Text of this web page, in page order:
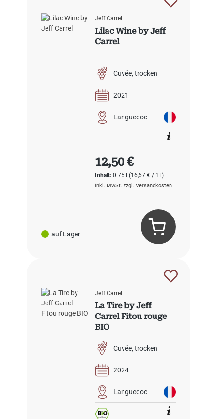
auf Lager
Jeff Carrel
Lilac Wine by Jeff
Carrel
Cuvée trocken
2021
Languedoc
Inhalt:0.75 l(16,67 € / 1 l)
Regulärer Preis:
12,50 €
inkl. MwSt. zzgl. Versandkosten
Jeff Carrel
La Tire by Jeff
Carrel Fitou rouge
BIO
Cuvée trocken
2024
Languedoc